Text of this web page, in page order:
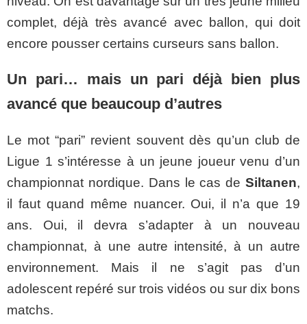
complet, déjà très avancé avec ballon, qui doit
encore pousser certains curseurs sans ballon.
Un pari… mais un pari déjà bien plus
avancé que beaucoup d’autres
Le mot “pari” revient souvent dès qu’un club de
Ligue 1 s’intéresse à un jeune joueur venu d’un
championnat nordique. Dans le cas de Siltanen,
il faut quand même nuancer. Oui, il n’a que 19
ans. Oui, il devra s’adapter à un nouveau
championnat, à une autre intensité, à un autre
environnement. Mais il ne s’agit pas d’un
adolescent repéré sur trois vidéos ou sur dix bons
matchs.